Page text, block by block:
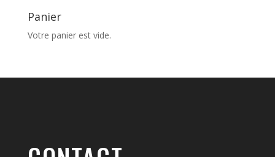
Panier
Votre panier est vide.